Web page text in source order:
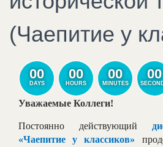
(Чаепитие у
00
DAYS
00
HOURS
00
MINUTES
00
Уважаемые Коллеги!
Постоянно действующий
«Чаепитие у классиков»